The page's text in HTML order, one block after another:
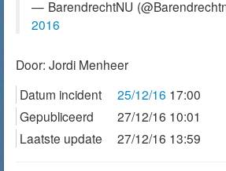
— BarendrechtNU
2016
Door: Jordi Menheer
Datum incident
25/12/16 17:00
Gepubliceerd
27/12/16 10:01
Laatste update
27/12/16 13:59